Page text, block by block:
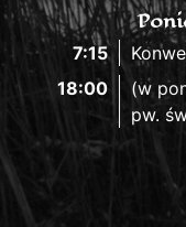
7:15
18:00
(w
pw.